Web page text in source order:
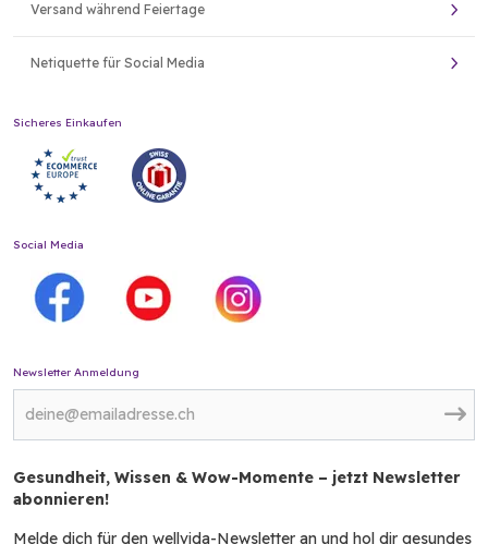
Versand während Feiertage
Netiquette für Social Media
Sicheres Einkaufen
Social Media
Newsletter Anmeldung
Gesundheit, Wissen & Wow-Momente – jetzt Newsletter
abonnieren!
Melde dich für den wellvida-Newsletter an und hol dir gesundes